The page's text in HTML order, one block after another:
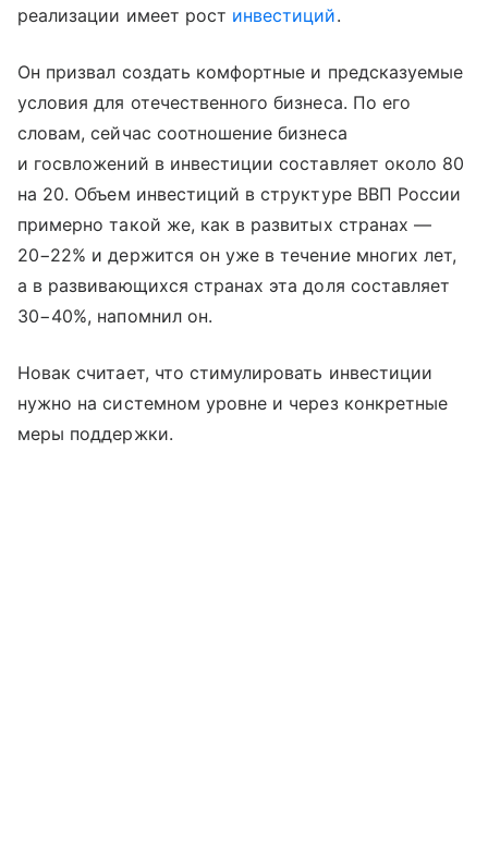
реализации имеет рост инвестиций.
Он призвал создать комфортные и предсказуемые
условия для отечественного бизнеса. По его
словам, сейчас соотношение бизнеса
и госвложений в инвестиции составляет около 80
на 20. Объем инвестиций в структуре ВВП России
примерно такой же, как в развитых странах —
20−22% и держится он уже в течение многих лет,
а в развивающихся странах эта доля составляет
30−40%, напомнил он.
Новак считает, что стимулировать инвестиции
нужно на системном уровне и через конкретные
меры поддержки.